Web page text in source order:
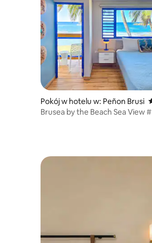
Pokój w hotelu w: Peñon Brusi
Brusea by the Beach Sea View